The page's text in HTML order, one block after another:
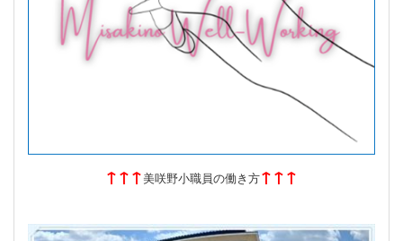
↑↑↑美咲野小職員の働き方↑↑↑